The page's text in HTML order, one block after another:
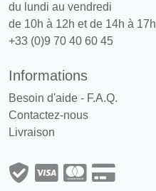
du lundi au vendredi
de 10h à 12h et de 14h à 17h
+33 (0)9 70 40 60 45
Informations
Besoin d'aide - F.A.Q.
Contactez-nous
Livraison